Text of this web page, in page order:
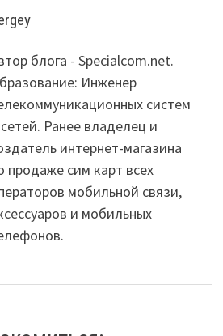
блога - Specialcom.net.
Инженер
систем
Ранее владелец и
интернет-магазина
продаже сим карт всех
мобильной связи,
и мобильных